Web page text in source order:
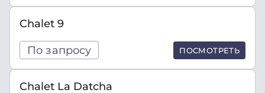
Chalet 9
По запросу ПОСМОТРЕТЬ
Chalet La Datcha